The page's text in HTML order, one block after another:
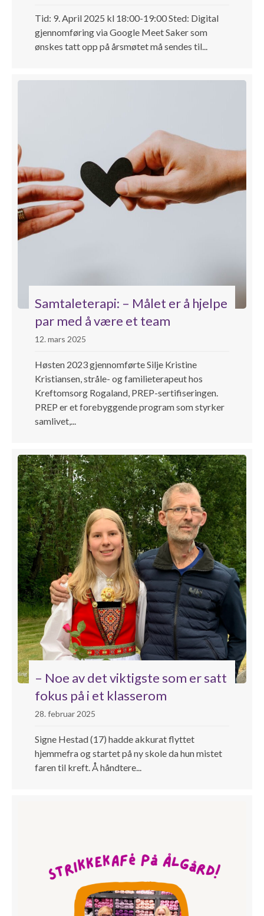
Tid: 9. April 2025 kl 18:00-19:00 Sted: Digital
gjennomføring via Google Meet Saker som
ønskes tatt opp på årsmøtet må sendes til...
Samtaleterapi: – Målet er å hjelpe
par med å være et team
12. mars 2025
Høsten 2023 gjennomførte Silje Kristine
Kristiansen, stråle- og familieterapeut hos
Kreftomsorg Rogaland, PREP-sertifiseringen.
PREP er et forebyggende program som styrker
samlivet,...
– Noe av det viktigste som er satt
fokus på i et klasserom
28. februar 2025
Signe Hestad (17) hadde akkurat flyttet
hjemmefra og startet på ny skole da hun mistet
faren til kreft. Å håndtere...